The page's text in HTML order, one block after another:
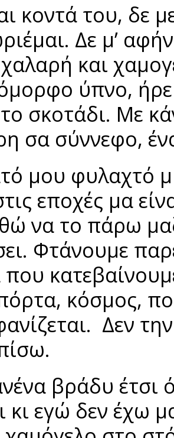
κοντά του, δε
Δε μ’
χαλαρή και
όμορφο ύπνο,
σκοτάδι. Με
σα σύννεφο,
μου φυλαχτό
εποχές μα
να το πάρω
Φτάνουμε
κόσμος,
Δεν
βράδυ έτσι
κι εγώ δεν έχω